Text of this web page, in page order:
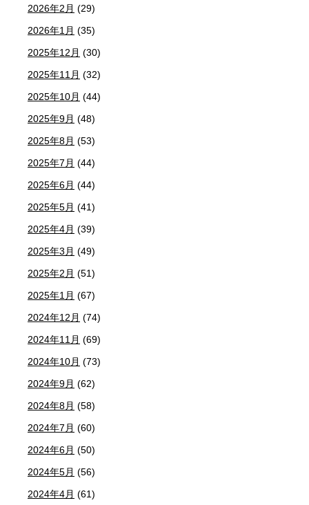
2026年2月 (29)
2026年1月 (35)
2025年12月 (30)
2025年11月 (32)
2025年10月 (44)
2025年9月 (48)
2025年8月 (53)
2025年7月 (44)
2025年6月 (44)
2025年5月 (41)
2025年4月 (39)
2025年3月 (49)
2025年2月 (51)
2025年1月 (67)
2024年12月 (74)
2024年11月 (69)
2024年10月 (73)
2024年9月 (62)
2024年8月 (58)
2024年7月 (60)
2024年6月 (50)
2024年5月 (56)
2024年4月 (61)